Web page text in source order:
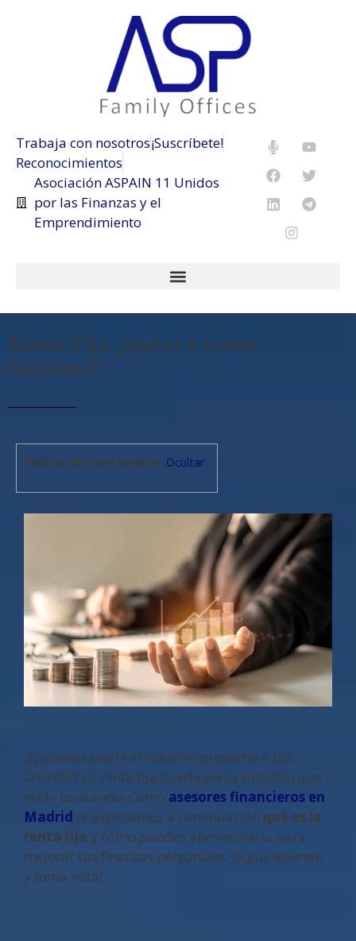
Trabaja con nosotros¡Suscríbete!
Reconocimientos
Asociación ASPAIN 11 Unidos
por las Finanzas y el
Emprendimiento
Renta Fija: ¿qué es y cómo
funciona?
Índice de contenidos [Ocultar]
¿Quieres sacarle el máximo provecho a tus
ahorros? La renta fija puede ser la solución que
estás buscando. Como asesores financieros en
Madrid te explicamos a continuación qué es la
renta fija y cómo puedes aprovecharla para
mejorar tus finanzas personales. ¡Sigue leyendo
y toma nota!